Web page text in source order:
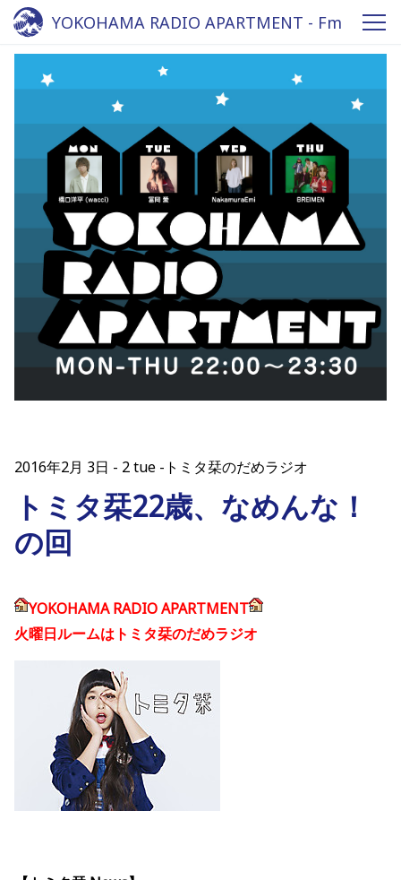
YOKOHAMA RADIO APARTMENT - Fm
yokohama 84.7
2016年2月 3日 2 tue -トミタ栞のだめラジオ
トミタ栞22歳、なめんな！
の回
YOKOHAMA RADIO APARTMENT
火曜日ルームはトミタ栞のだめラジオ